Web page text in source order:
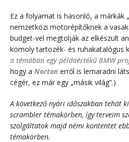
Ez a folyamat is hasonló, a márkák
nemzetközi motorépítőknek a
budget-vel megtolják az elkészült
komoly tartozék- és ruhakatalógus
a témában egy példaértékű BMW
hogy a Norton erről is lemaradni
cégér, ez már egy „másik világ”.)
A következő nyári időszakban tehát
scrambler témakörben, így terveim
szolgáltatok majd némi kontentet
témakörben.